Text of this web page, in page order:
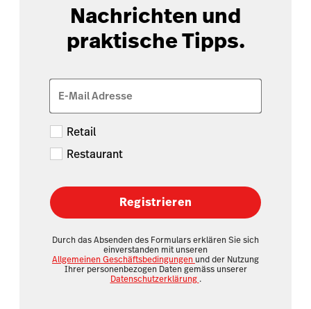
Nachrichten und
praktische Tipps.
E-Mail Adresse
Retail
Restaurant
Registrieren
Durch das Absenden des Formulars erklären Sie sich
einverstanden mit unseren
Allgemeinen Geschäftsbedingungen und der Nutzung
Ihrer personenbezogen Daten gemäss unserer
Datenschutzerklärung .